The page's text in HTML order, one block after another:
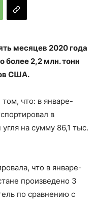
месяцев 2020 года
более 2,2 млн. тонн
США.
что: в январе-
в
на сумму 86,1 тыс.
что в январе-
произведено 3
по сравнению с